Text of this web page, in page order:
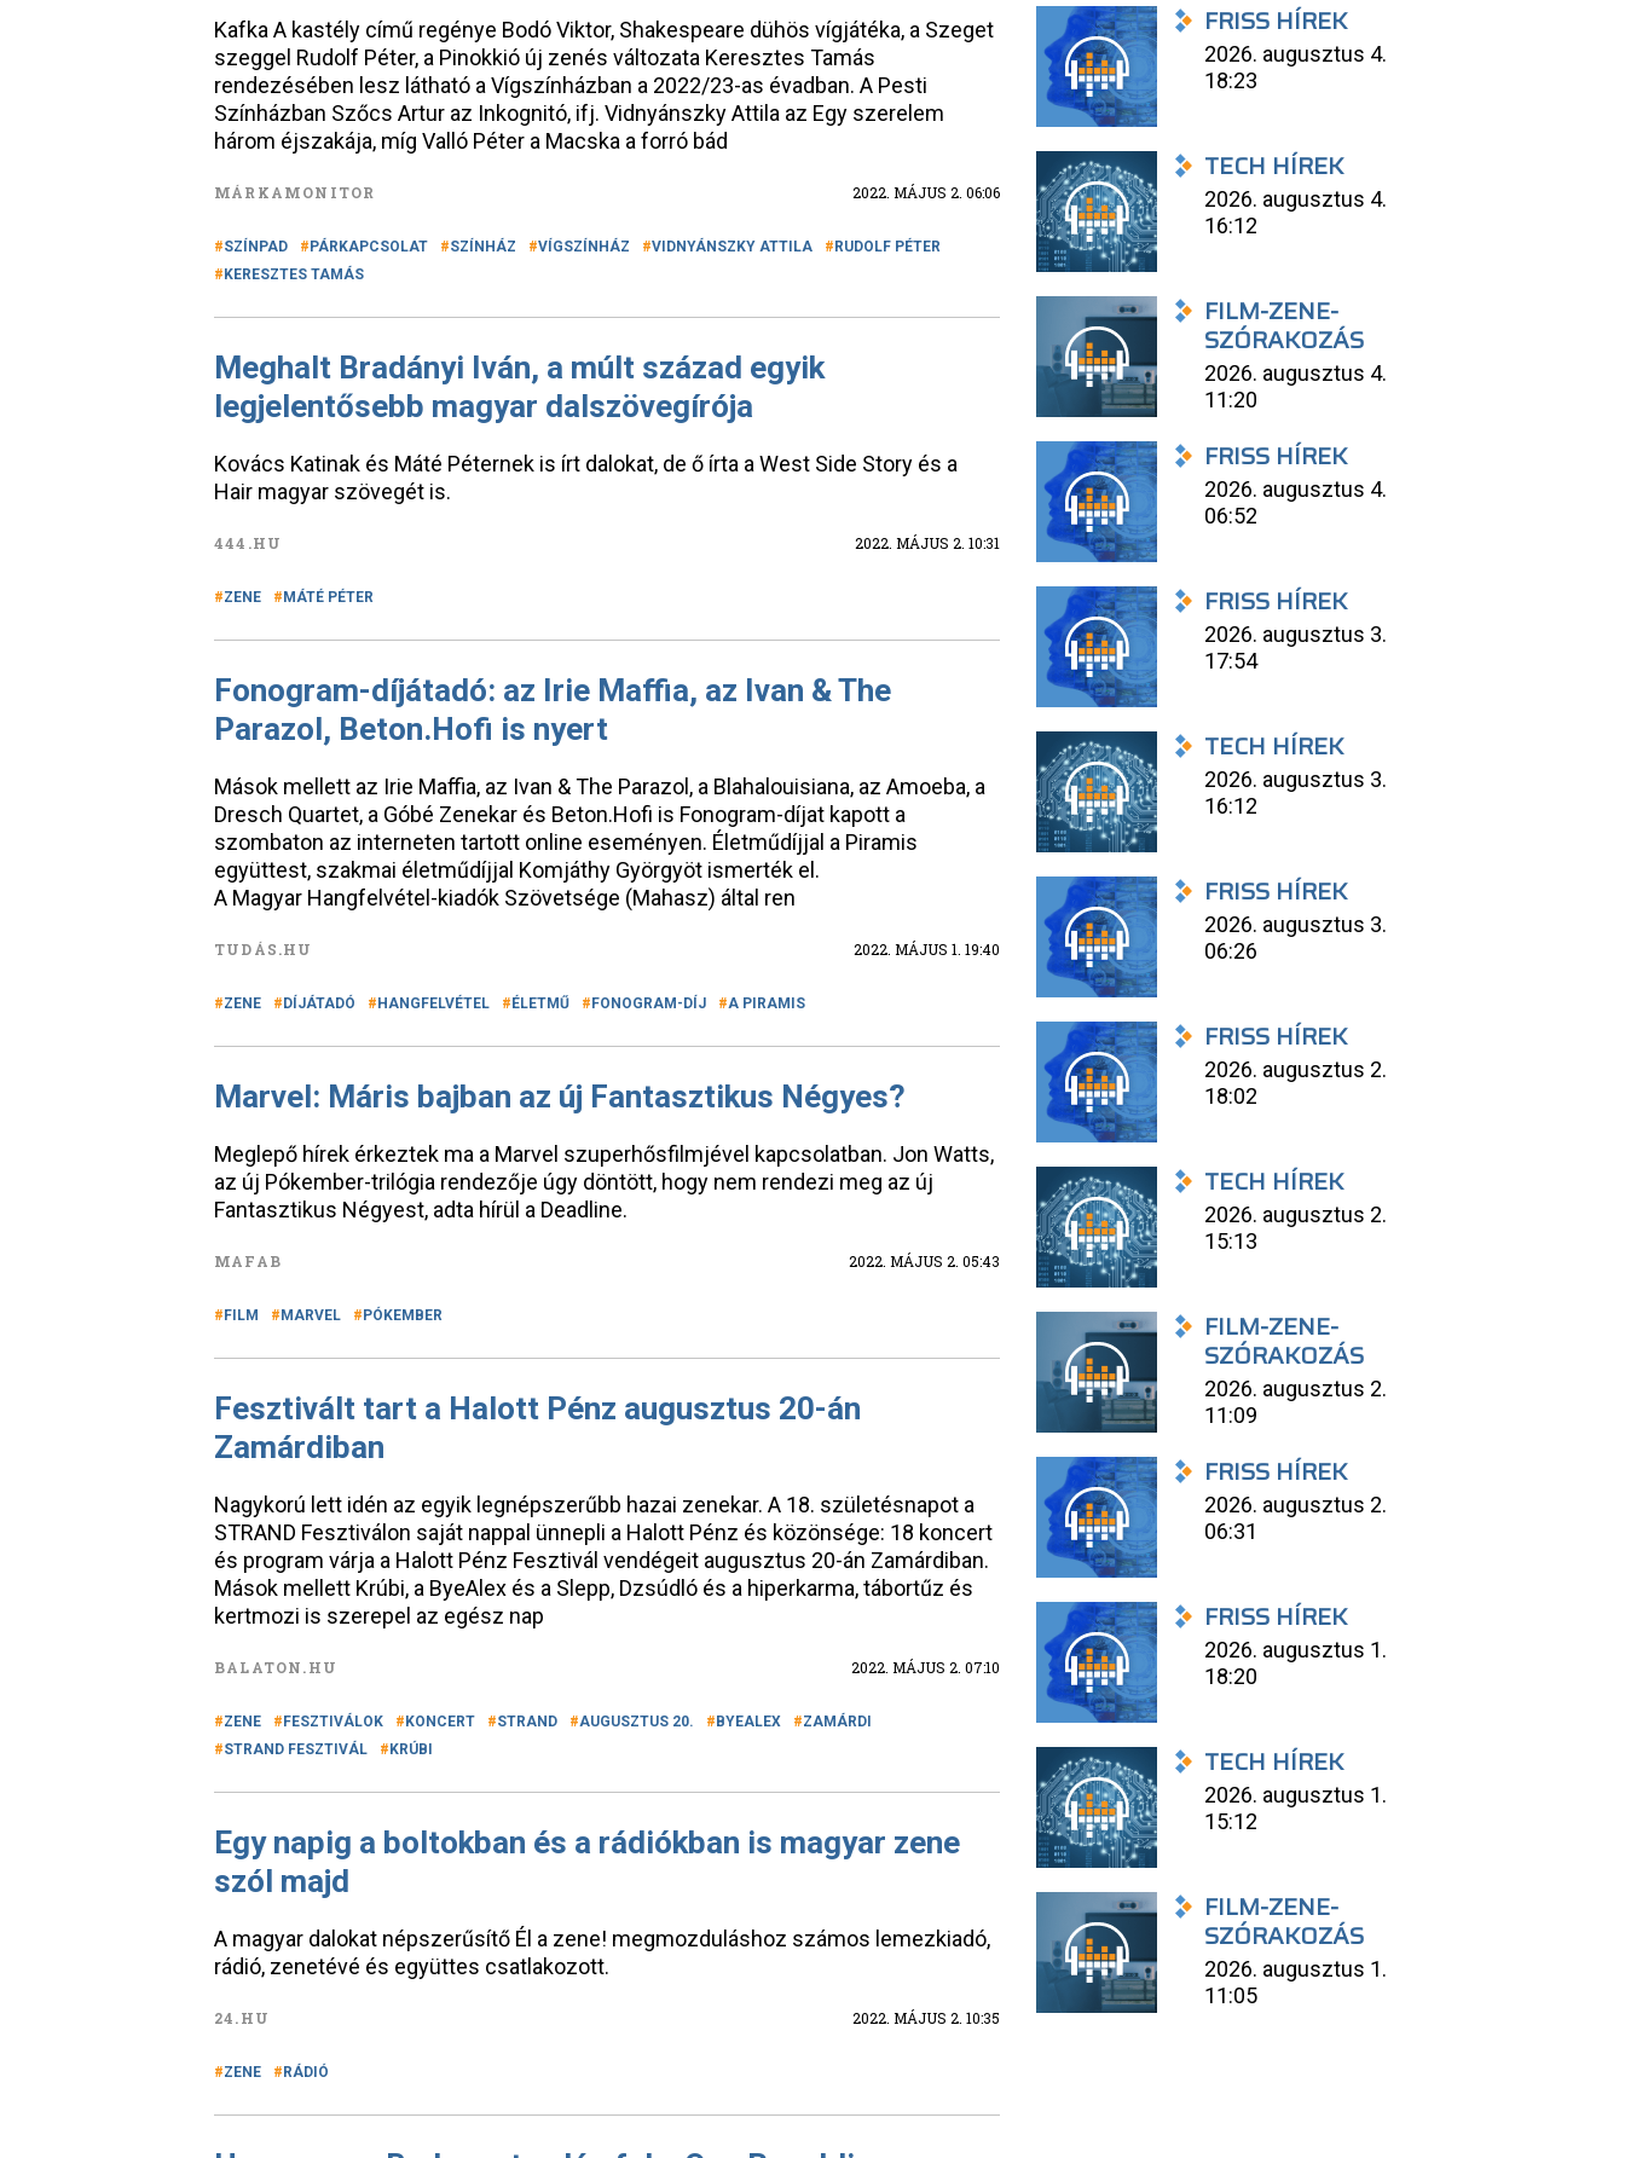
Kafka A kastély című regénye Bodó Viktor, Shakespeare dühös vígjátéka, a Szeget
szeggel Rudolf Péter, a Pinokkió új zenés változata Keresztes Tamás
rendezésében lesz látható a Vígszínházban a 2022/23-as évadban. A Pesti
Színházban Szőcs Artur az Inkognitó, ifj. Vidnyánszky Attila az Egy szerelem
három éjszakája, míg Valló Péter a Macska a forró bád
MÁRKAMONITOR 2022. MÁJUS 2. 06:06
SZÍNPAD PÁRKAPCSOLAT SZÍNHÁZ VÍGSZÍNHÁZ VIDNYÁNSZKY ATTILA
RUDOLF PÉTER
KERESZTES TAMÁS
Meghalt Bradányi Iván, a múlt század egyik
legjelentősebb magyar dalszövegírója
Kovács Katinak és Máté Péternek is írt dalokat, de ő írta a West Side Story és a
Hair magyar szövegét is.
444.HU 2022. MÁJUS 2. 10:31
ZENE MÁTÉ PÉTER
Fonogram-díjátadó: az Irie Maffia, az Ivan & The
Parazol, Beton.Hofi is nyert
Mások mellett az Irie Maffia, az Ivan & The Parazol, a Blahalouisiana, az Amoeba, a
Dresch Quartet, a Góbé Zenekar és Beton.Hofi is Fonogram-díjat kapott a
szombaton az interneten tartott online eseményen. Életműdíjjal a Piramis
együttest, szakmai életműdíjjal Komjáthy Györgyöt ismerték el.
A Magyar Hangfelvétel-kiadók Szövetsége (Mahasz) által ren
TUDÁS.HU 2022. MÁJUS 1. 19:40
ZENE DÍJÁTADÓ HANGFELVÉTEL ÉLETMŰ FONOGRAM-DÍJ A PIRAMIS
Marvel: Máris bajban az új Fantasztikus Négyes?
Meglepő hírek érkeztek ma a Marvel szuperhősfilmjével kapcsolatban. Jon Watts,
az új Pókember-trilógia rendezője úgy döntött, hogy nem rendezi meg az új
Fantasztikus Négyest, adta hírül a Deadline.
MAFAB 2022. MÁJUS 2. 05:43
FILM MARVEL PÓKEMBER
Fesztivált tart a Halott Pénz augusztus 20-án
Zamárdiban
Nagykorú lett idén az egyik legnépszerűbb hazai zenekar. A 18. születésnapot a
STRAND Fesztiválon saját nappal ünnepli a Halott Pénz és közönsége: 18 koncert
és program várja a Halott Pénz Fesztivál vendégeit augusztus 20-án Zamárdiban.
Mások mellett Krúbi, a ByeAlex és a Slepp, Dzsúdló és a hiperkarma, tábortűz és
kertmozi is szerepel az egész nap
BALATON.HU 2022. MÁJUS 2. 07:10
ZENE FESZTIVÁLOK KONCERT STRAND AUGUSZTUS 20. BYEALEX
ZAMÁRDI
STRAND FESZTIVÁL
KRÚBI
Egy napig a boltokban és a rádiókban is magyar zene
szól majd
A magyar dalokat népszerűsítő Él a zene! megmozduláshoz számos lemezkiadó,
rádió, zenetévé és együttes csatlakozott.
24.HU 2022. MÁJUS 2. 10:35
ZENE RÁDIÓ
FRISS HÍREK
2026. augusztus 4.
18:23
TECH HÍREK
2026. augusztus 4.
16:12
FILM-ZENE-
SZÓRAKOZÁS
2026. augusztus 4.
11:20
FRISS HÍREK
2026. augusztus 4.
06:52
FRISS HÍREK
2026. augusztus 3.
17:54
TECH HÍREK
2026. augusztus 3.
16:12
FRISS HÍREK
2026. augusztus 3.
06:26
FRISS HÍREK
2026. augusztus 2.
18:02
TECH HÍREK
2026. augusztus 2.
15:13
FILM-ZENE-
SZÓRAKOZÁS
2026. augusztus 2.
11:09
FRISS HÍREK
2026. augusztus 2.
06:31
FRISS HÍREK
2026. augusztus 1.
18:20
TECH HÍREK
2026. augusztus 1.
15:12
FILM-ZENE-
SZÓRAKOZÁS
2026. augusztus 1.
11:05